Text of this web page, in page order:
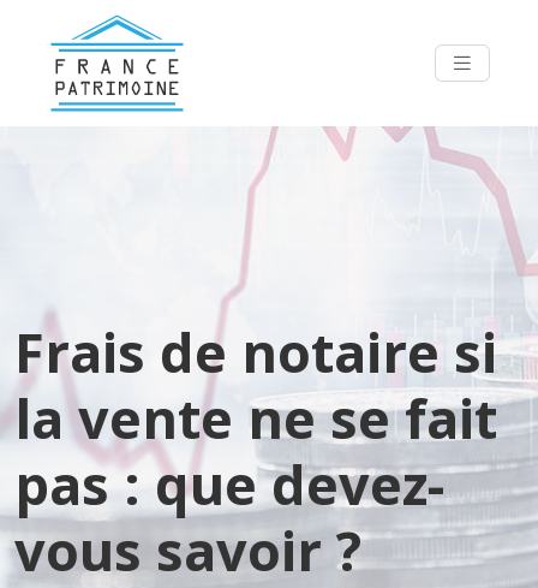
Frais de notaire si
la vente ne se fait
pas : que devez-
vous savoir ?